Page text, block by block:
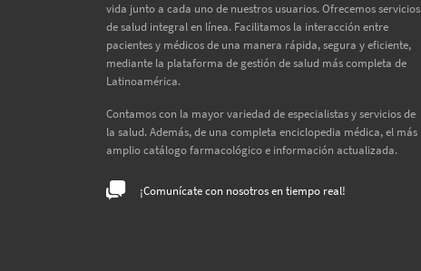
vida junto a cada uno de nuestros usuarios. Ofrecemos servicios
de salud integral en línea. Facilitamos la interacción entre
pacientes y médicos de una manera rápida, segura y eficiente,
mediante la plataforma de gestión de salud más completa de
Latinoamérica.
Contamos con la mayor variedad de especialistas y servicios de
la salud. Además, de una completa enciclopedia médica, el más
amplio catálogo farmacológico e información actualizada.
¡Comunícate con nosotros en tiempo real!